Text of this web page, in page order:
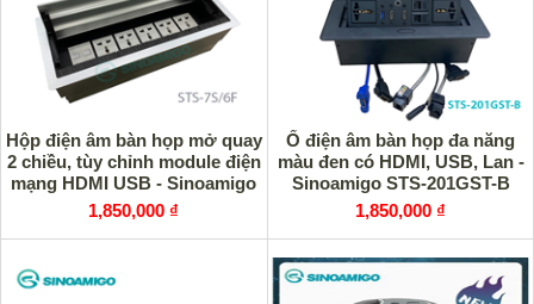
Hộp điện âm bàn họp mở quay
2 chiều, tùy chỉnh module điện
mạng HDMI USB - Sinoamigo
STS-7S/6F
1,850,000 ₫
Ổ điện âm bàn họp đa năng
màu đen có HDMI, USB, Lan -
Sinoamigo STS-201GST-B
1,850,000 ₫